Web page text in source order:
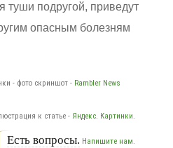
туши подругой, приведут
опасным болезням
- фото скриншот - Rambler News
к статье - Яндекс. Картинки.
Есть вопросы. Напишите нам.